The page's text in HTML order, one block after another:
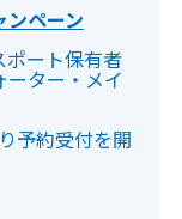
ペーン
ポート保有者
ーター・メイ
予約受付を開